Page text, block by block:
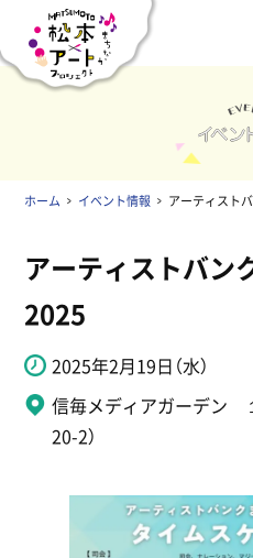
ホーム イベント情報 アーティスト
アーティストバン
2025
2025年2月19日（水）
信毎メディアガーデン
20-2）